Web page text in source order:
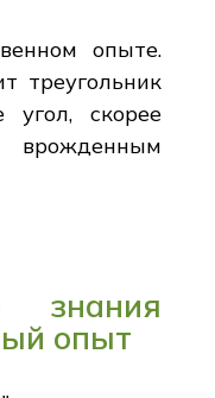
опыте.
треугольник
угол, скорее
врожденным
знания
опыт